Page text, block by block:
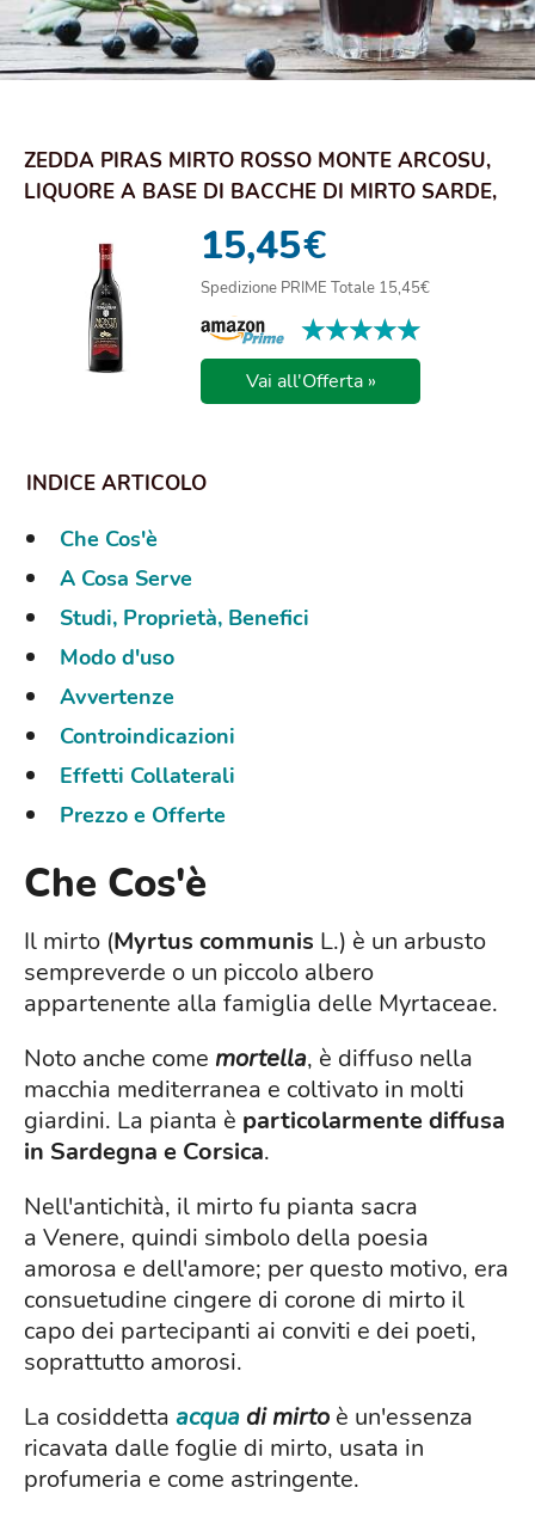
ZEDDA PIRAS MIRTO ROSSO MONTE ARCOSU,
LIQUORE A BASE DI BACCHE DI MIRTO SARDE,
15,45€
Spedizione PRIME Totale 15,45€
★★★★★
★★★★★
Vai all'Offerta »
Che Cos'è
A Cosa Serve
Studi, Proprietà, Benefici
Modo d'uso
Avvertenze
Controindicazioni
Effetti Collaterali
Prezzo e Offerte
Che Cos'è
Il mirto (Myrtus communis L.) è un arbusto
sempreverde o un piccolo albero
appartenente alla famiglia delle Myrtaceae.
Noto anche come mortella, è diffuso nella
macchia mediterranea e coltivato in molti
giardini. La pianta è particolarmente diffusa
in Sardegna e Corsica.
Nell'antichità, il mirto fu pianta sacra
a Venere, quindi simbolo della poesia
amorosa e dell'amore; per questo motivo, era
consuetudine cingere di corone di mirto il
capo dei partecipanti ai conviti e dei poeti,
soprattutto amorosi.
La cosiddetta acqua di mirto è un'essenza
ricavata dalle foglie di mirto, usata in
profumeria e come astringente.